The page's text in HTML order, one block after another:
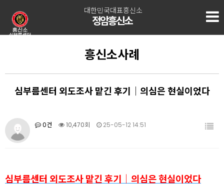
대한민국대표흥신소
정암흥신소
흥신소사례
심부름센터 외도조사 맡긴 후기｜의심은 현실이었다
0건 10,470회 25-05-12 14:51
심부름센터 외도조사 맡긴 후기｜의심은 현실이었다